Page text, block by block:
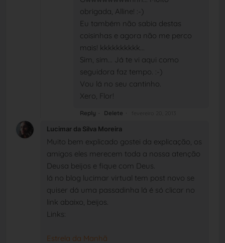
obrigada, Alline! :-)
Eu também não sabia destas
coisinhas e agora não me perco
mais! kkkkkkkkkk...
Sim, sim... Já te vi aqui como
seguidora faz tempo. :-)
Vou lá no seu cantinho.
Xero, Flor!
Reply Delete
Lucimar da Silva Moreira
Muito bem explicado gostei da explicação, os
amigos eles merecem toda a nossa atenção
Deusa beijos e fique com Deus.
lá no blog lucimar virtual tem post novo se
quiser dá uma passadinha lá é só clicar no
link abaixo, beijos.
Links:
Estrela da Manhã